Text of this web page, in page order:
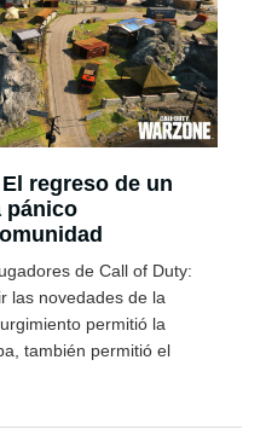
regreso de un
pánico
de Call of Duty:
las novedades de la
permitió la
también permitió el